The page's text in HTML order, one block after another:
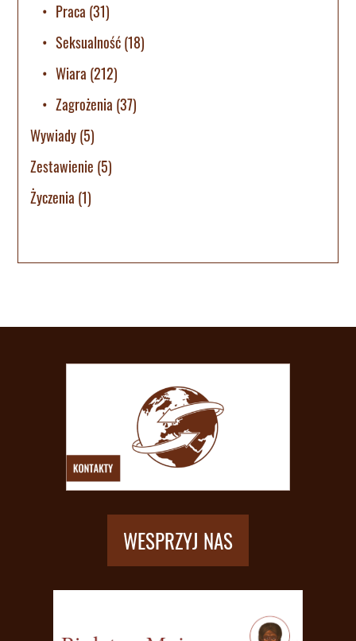
Praca (31)
Seksualność(18)
Wiara (212)
Zagrożenia (37)
Wywiady(5)
Zestawienie (5)
Życzenia (1)
WESPRZYJ NAS